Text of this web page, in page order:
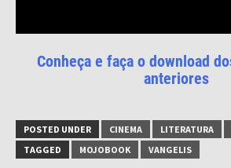
Conheça e faça o download
anteriores
POSTED UNDER CINEMA LITERATURA
TAGGED
MOJOBOOK VANGELIS